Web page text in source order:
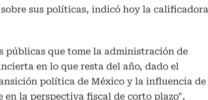
sus políticas, indicó hoy la calificadora
públicas que tome la administración de
en lo que resta del año, dado el
política de México y la influencia de
la perspectiva fiscal de corto plazo",